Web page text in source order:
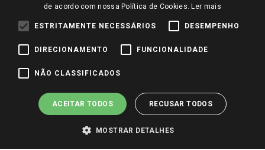
Identidade Visual
Pagamento e Segurança
de acordo com nossa Política de Cookies. Ler mais
ESTRITAMENTE NECESSÁRIOS DESEMPENHO
DIRECIONAMENTO FUNCIONALIDADE
NÃO CLASSIFICADOS
ACEITAR TODOS RECUSAR TODOS
MOSTRAR DETALHES